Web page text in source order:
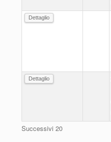
Dettaglio
Dettaglio
Successivi 20